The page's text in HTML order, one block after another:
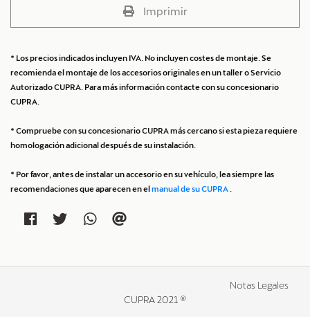
Imprimir
* Los precios indicados incluyen IVA. No incluyen costes de montaje. Se
recomienda el montaje de los accesorios originales en un taller o Servicio
Autorizado CUPRA. Para más información contacte con su concesionario
CUPRA.
* Compruebe con su concesionario CUPRA más cercano si esta pieza requiere
homologación adicional después de su instalación.
* Por favor, antes de instalar un accesorio en su vehículo, lea siempre las
recomendaciones que aparecen en elmanual de su CUPRA
CUPRA 2021 ®
Notas Legales